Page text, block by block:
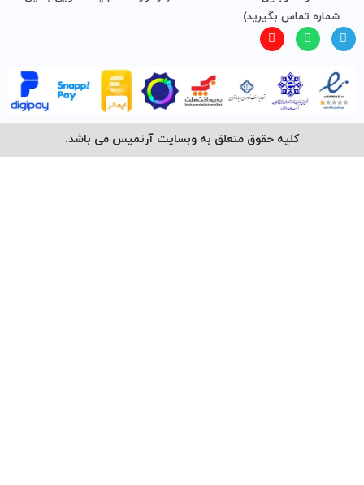
شماره تماس بگیرید)
کلیه حقوق متعلق به وبسایت آرتمیس می باشد.